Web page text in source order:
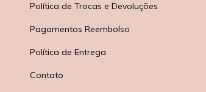
Política de Trocas e Devoluções
Pagamentos Reembolso
Política de Entrega
Contato